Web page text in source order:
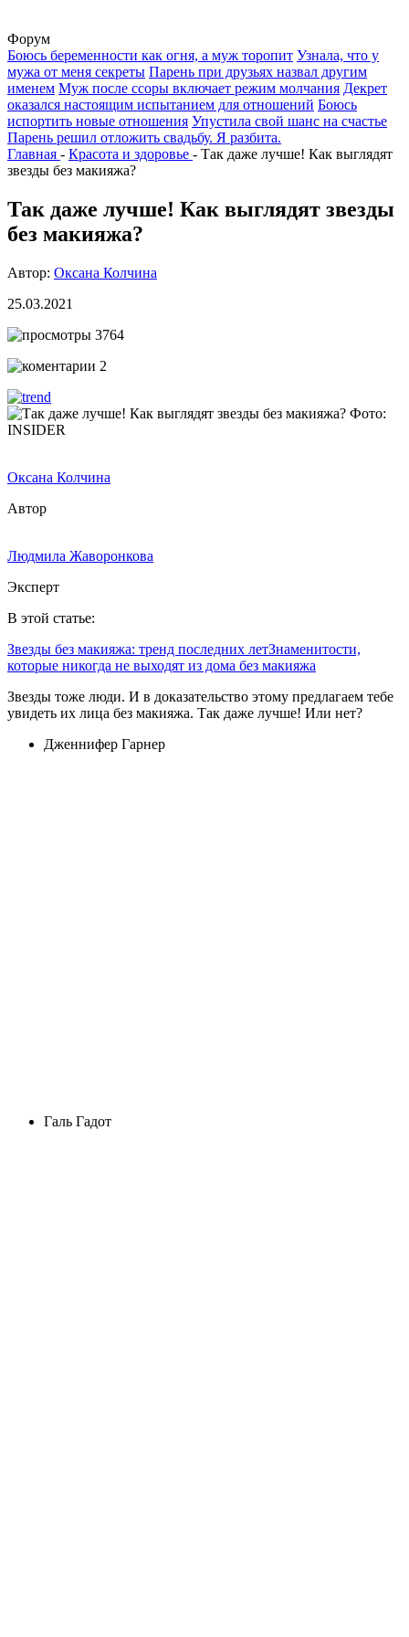
Форум
Боюсь беременности как огня, а муж торопит Узнала, что у
мужа от меня секреты Парень при друзьях назвал другим
именем Муж после ссоры включает режим молчания Декрет
оказался настоящим испытанием для отношений Боюсь
испортить новые отношения Упустила свой шанс на счастье
Парень решил отложить свадьбу. Я разбита.
Главная - Красота и здоровье - Так даже лучше! Как выглядят
звезды без макияжа?
Так даже лучше! Как выглядят звезды
без макияжа?
Автор: Оксана Колчина
25.03.2021
3764
2
Фото:
INSIDER
Оксана Колчина
Автор
Людмила Жаворонкова
Эксперт
В этой статье:
Звезды без макияжа: тренд последних летЗнаменитости,
которые никогда не выходят из дома без макияжа
Звезды тоже люди. И в доказательство этому предлагаем тебе
увидеть их лица без макияжа. Так даже лучше! Или нет?
Дженнифер Гарнер
Галь Гадот